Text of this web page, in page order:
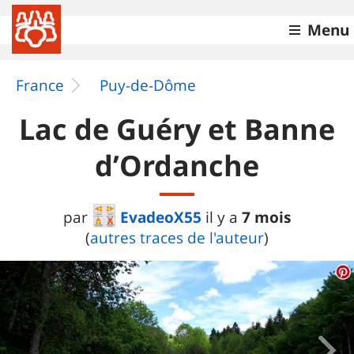
Menu
France Puy-de-Dôme
Lac de Guéry et Banne
d’Ordanche
par EvadeoX55 il y a 7 mois
(autres traces de l'auteur)